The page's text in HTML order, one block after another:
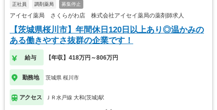
正社員 調剤薬局 募集停止
アイセイ薬局 さくらがわ店 株式会社アイセイ薬局の薬剤師求人
【茨城県桜川市】年間休日120日以上あり◎温かみの
ある働きやすさ抜群の企業です！
給与 【年収】418万円～806万円
勤務地 茨城県 桜川市
アクセス ＪＲ水戸線 大和(茨城)駅